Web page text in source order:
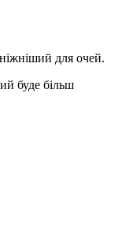
для очей.
буде більш